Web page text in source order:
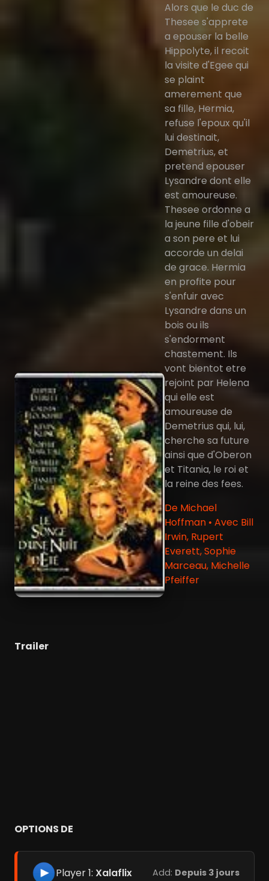
Alors que le duc de
Thesee s'apprete
a epouser la belle
Hippolyte, il recoit
la visite d'Egee qui
se plaint
amerement que
sa fille, Hermia,
refuse l'epoux qu'il
lui destinait,
Demetrius, et
pretend epouser
Lysandre dont elle
est amoureuse.
Thesee ordonne a
la jeune fille d'obeir
a son pere et lui
accorde un delai
de grace. Hermia
en profite pour
s'enfuir avec
Lysandre dans un
bois ou ils
s'endorment
chastement. Ils
vont bientot etre
rejoint par Helena
qui elle est
amoureuse de
Demetrius qui, lui,
cherche sa future
ainsi que d'Oberon
et Titania, le roi et
la reine des fees.
De Michael
Hoffman • Avec Bill
Irwin, Rupert
Everett, Sophie
Marceau, Michelle
Pfeiffer
Trailer
OPTIONS DE
Player 1: Xalaflix Add: Depuis 3 jours